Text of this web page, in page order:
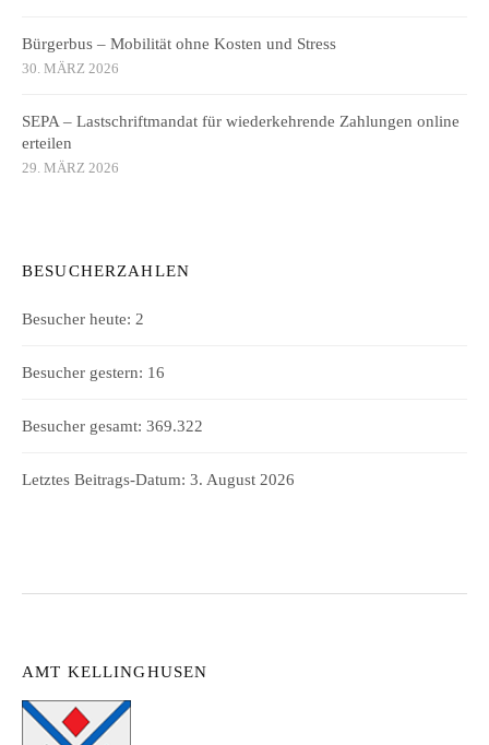
Bürgerbus – Mobilität ohne Kosten und Stress
30. MÄRZ 2026
SEPA – Lastschriftmandat für wiederkehrende Zahlungen online
erteilen
29. MÄRZ 2026
BESUCHERZAHLEN
Besucher heute: 2
Besucher gestern: 16
Besucher gesamt: 369.322
Letztes Beitrags-Datum: 3. August 2026
AMT KELLINGHUSEN